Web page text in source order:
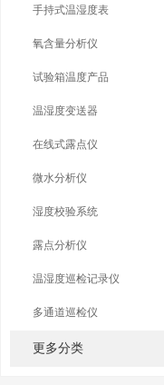
手持式温湿度表
氧含量分析仪
试验箱温度产品
温湿度变送器
在线式露点仪
微水分析仪
湿度校验系统
露点分析仪
温湿度巡检记录仪
多通道巡检仪
更多分类